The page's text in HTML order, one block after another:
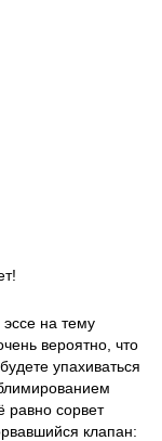
на тему
вероятно, что
упахиваться
равно сорвет
клапан: